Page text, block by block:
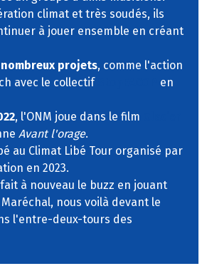
climat et très soudés, ils
à jouer ensemble en créant
projets, comme l'action
avec le collectif
en
, l'ONM joue dans le film
Avant l'orage.
au Climat Libé Tour organisé par
en 2023.
à nouveau le buzz en jouant
nous voilà devant le
l'entre-deux-tours des